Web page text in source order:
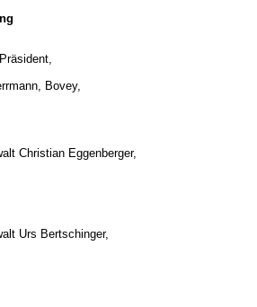
Bovey,
Christian Eggenberger,
Urs Bertschinger,